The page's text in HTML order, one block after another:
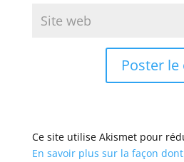
Ce site utilise Akismet pour
En savoir plus sur la façon